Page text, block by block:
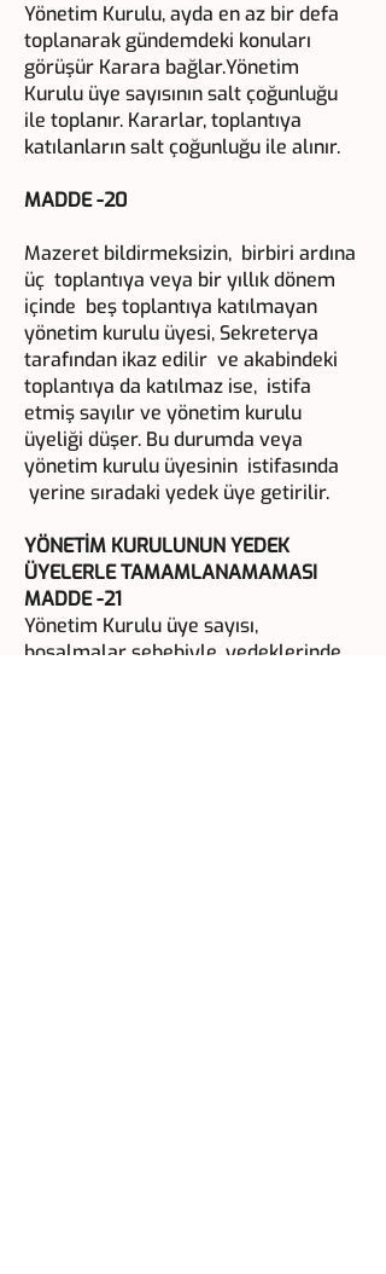
Yönetim Kurulu, ayda en az bir defa
toplanarak gündemdeki konuları
görüşür Karara bağlar.Yönetim
Kurulu üye sayısının salt çoğunluğu
ile toplanır. Kararlar, toplantıya
katılanların salt çoğunluğu ile alınır.
MADDE -20
Mazeret bildirmeksizin, birbiri ardına
üç toplantıya veya bir yıllık dönem
içinde beş toplantıya katılmayan
yönetim kurulu üyesi, Sekreterya
tarafından ikaz edilir ve akabindeki
toplantıya da katılmaz ise, istifa
etmiş sayılır ve yönetim kurulu
üyeliği düşer. Bu durumda veya
yönetim kurulu üyesinin istifasında
yerine sıradaki yedek üye getirilir.
YÖNETİM KURULUNUN YEDEK
ÜYELERLE TAMAMLANAMAMASI
MADDE -21
Yönetim Kurulu üye sayısı,
boşalmalar sebebiyle, yedeklerinde